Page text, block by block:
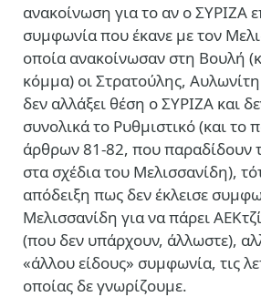
ανακοίνωση για το αν ο ΣΥΡΙΖΑ
συμφωνία που έκανε με τον
οποία ανακοίνωσαν στη Βουλή
κόμμα) οι Στρατούλης,
δεν αλλάξει θέση ο ΣΥΡΙΖΑ και
συνολικά το Ρυθμιστικό (και το
άρθρων 81-82, που παραδίδουν
στα σχέδια του Μελισσανίδη),
απόδειξη πως δεν έκλεισε
Μελισσανίδη για να πάρει
(που δεν υπάρχουν, άλλωστε),
«άλλου είδους» συμφωνία, τις
οποίας δε γνωρίζουμε.